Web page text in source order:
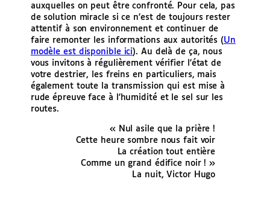
auxquelles on peut être confronté. Pour cela, pas
de solution miracle si ce n’est de toujours rester
attentif à son environnement et continuer de
faire remonter les informations aux autorités (Un
modèle est disponible ici). Au delà de ça, nous
vous invitons à régulièrement vérifier l’état de
votre destrier, les freins en particuliers, mais
également toute la transmission qui est mise à
rude épreuve face à l’humidité et le sel sur les
routes.
« Nul asile que la prière !
Cette heure sombre nous fait voir
La création tout entière
Comme un grand édifice noir ! »
La nuit, Victor Hugo